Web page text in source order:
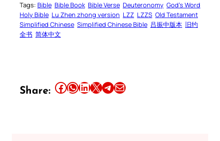
Tags: Bible Bible Book Bible Verse Deuteronomy God’s Word
Holy Bible Lu Zhen zhong version LZZ LZZS Old Testament
Simplified Chinese Simplified Chinese Bible 吕振中版本 旧约
全书 简体中文
Share: Share this article on Facebook Share this article on WhatsApp Share this article on LinkedIn Share this article on X Share this article on TelegramEmail this Article